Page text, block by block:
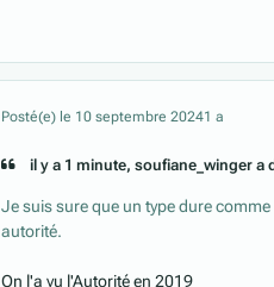
Posté(e) le 10 septembre 20241 a
il y a 1 minute, soufiane_winger a
Je suis sure que un type dure
autorité.
On l'a vu l'Autorité en 2019